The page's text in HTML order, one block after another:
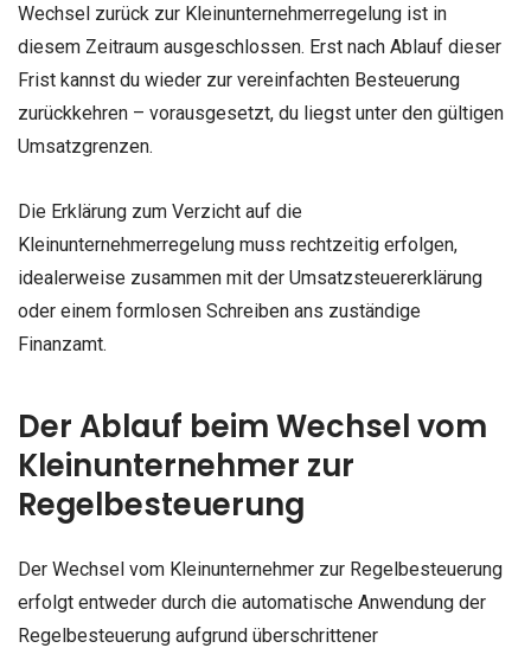
Wechsel zurück zur Kleinunternehmerregelung ist in
diesem Zeitraum ausgeschlossen. Erst nach Ablauf dieser
Frist kannst du wieder zur vereinfachten Besteuerung
zurückkehren – vorausgesetzt, du liegst unter den gültigen
Umsatzgrenzen.
Die Erklärung zum Verzicht auf die
Kleinunternehmerregelung muss rechtzeitig erfolgen,
idealerweise zusammen mit der Umsatzsteuererklärung
oder einem formlosen Schreiben ans zuständige
Finanzamt.
Der Ablauf beim Wechsel vom
Kleinunternehmer zur
Regelbesteuerung
Der Wechsel vom Kleinunternehmer zur Regelbesteuerung
erfolgt entweder durch die automatische Anwendung der
Regelbesteuerung aufgrund überschrittener